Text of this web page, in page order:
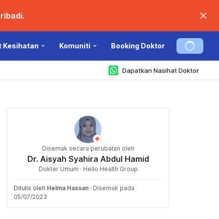
Kesihatan Komuniti Booking Doktor
Dapatkan Nasihat Doktor
Disemak secara perubatan oleh
Dr. Aisyah Syahira Abdul Hamid
Dokter Umum · Hello Health Group
Ditulis oleh Helma Hassan · Disemak pada
05/07/2023